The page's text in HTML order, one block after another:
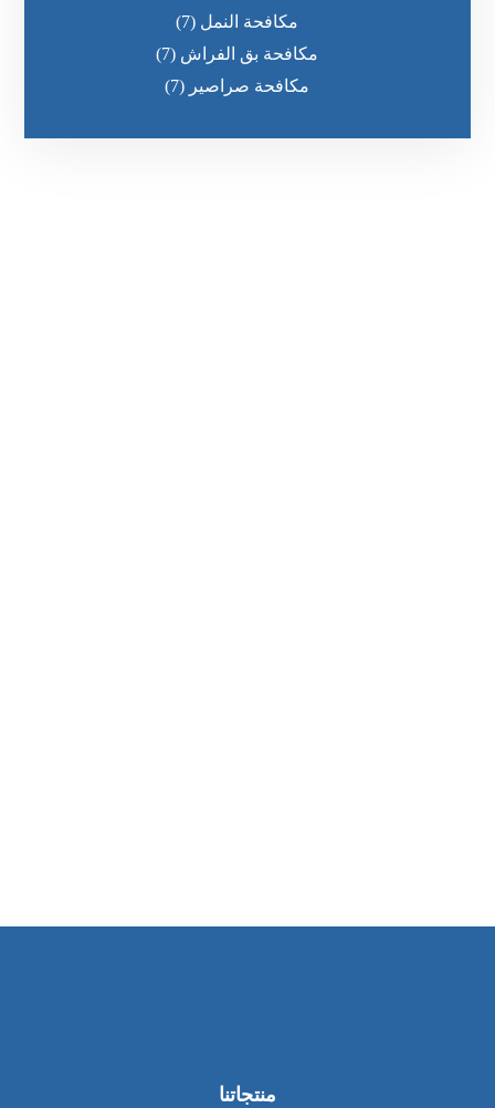
مكافحة النمل (7)
مكافحة بق الفراش (7)
مكافحة صراصير (7)
منتجاتنا